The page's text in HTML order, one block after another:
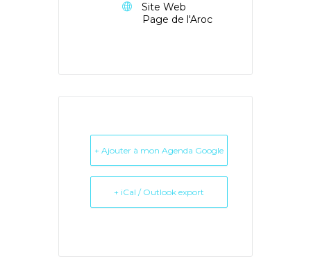
Site Web
Page de l'Aroc
+ Ajouter à mon Agenda Google
+ iCal / Outlook export